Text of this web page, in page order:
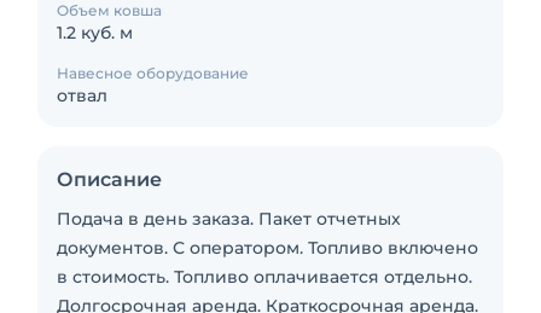
Объем ковша
1.2 куб. м
Навесное оборудование
отвал
Описание
Подача в день заказа. Пакет отчетных
документов. С оператором. Топливо включено
в стоимость. Топливо оплачивается отдельно.
Долгосрочная аренда. Краткосрочная аренда.